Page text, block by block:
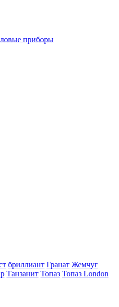
приборы
бриллиант Гранат Жемчуг
Танзанит Топаз Топаз London